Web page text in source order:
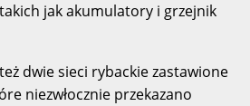
jak akumulatory i grzejnik
dwie sieci rybackie zastawione
niezwłocznie przekazano